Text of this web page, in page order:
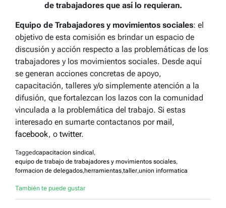
de trabajadores que así lo requieran.
Equipo de Trabajadores y movimientos sociales: el
objetivo de esta comisión es brindar un espacio de
discusión y acción respecto a las problemáticas de los
trabajadores y los movimientos sociales. Desde aquí
se generan acciones concretas de apoyo,
capacitación, talleres y/o simplemente atención a la
difusión, que fortalezcan los lazos con la comunidad
vinculada a la problemática del trabajo. ​Si estas
interesado en sumarte contactanos por mail,
facebook, o twitter.
Taggedcapacitacion sindical ,
equipo de trabajo de trabajadores y movimientos sociales,
formacion de delegados,herramientas,taller,union informatica
También te puede gustar